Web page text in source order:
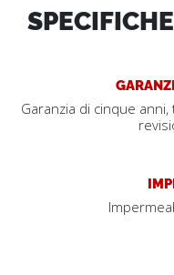
Garanzia di cinque